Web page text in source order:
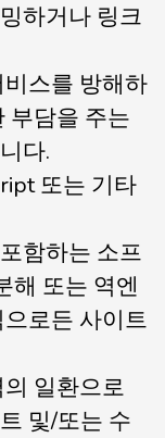
하거나 링크
스를 방해하
부담을 주는
다.
또는 기타
함하는 소프
해 또는 역엔
로든 사이트
일환으로
및/또는 수